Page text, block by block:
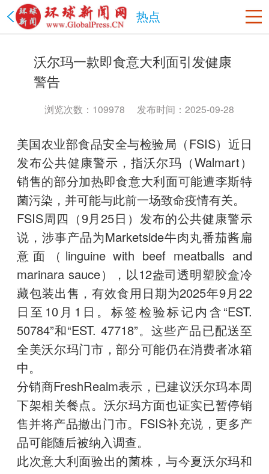
热点
洛杉矶 旧金山 沙加缅度 热点 纽约
上海市 天津市 重庆市 河北省
山西省
福建省
江西省 山东省 河南省 湖北省
湖南省
广东省
海南省 贵州省 云南省 陕西省
甘肃省
青海省
台湾省 内蒙古 西藏 宁夏 新疆 香港
澳门
四川省
政法网事 海南省 书画频道
沃尔玛一款即食意大利面引发健康
警告
浏览次数：109978 发布时间：2025-09-28
美国农业部食品安全与检验局（FSIS）近日
发布公共健康警示，指沃尔玛（Walmart）
销售的部分加热即食意大利面可能遭李斯特
菌污染，并可能与此前一场致命疫情有关。
FSIS周四（9月25日）发布的公共健康警示
说，涉事产品为Marketside牛肉丸番茄酱扁
意面（linguine with beef meatballs and
marinara sauce），以12盎司透明塑胶盒冷
藏包装出售，有效食用日期为2025年9月22
日至10月1日。标签检验标记内含“EST.
50784”和“EST. 47718”。这些产品已配送至
全美沃尔玛门市，部分可能仍在消费者冰箱
中。
分销商FreshRealm表示，已建议沃尔玛本周
下架相关餐点。沃尔玛方面也证实已暂停销
售并将产品撤出门市。FSIS补充说，更多产
品可能随后被纳入调查。
此次意大利面验出的菌株，与今夏沃尔玛和